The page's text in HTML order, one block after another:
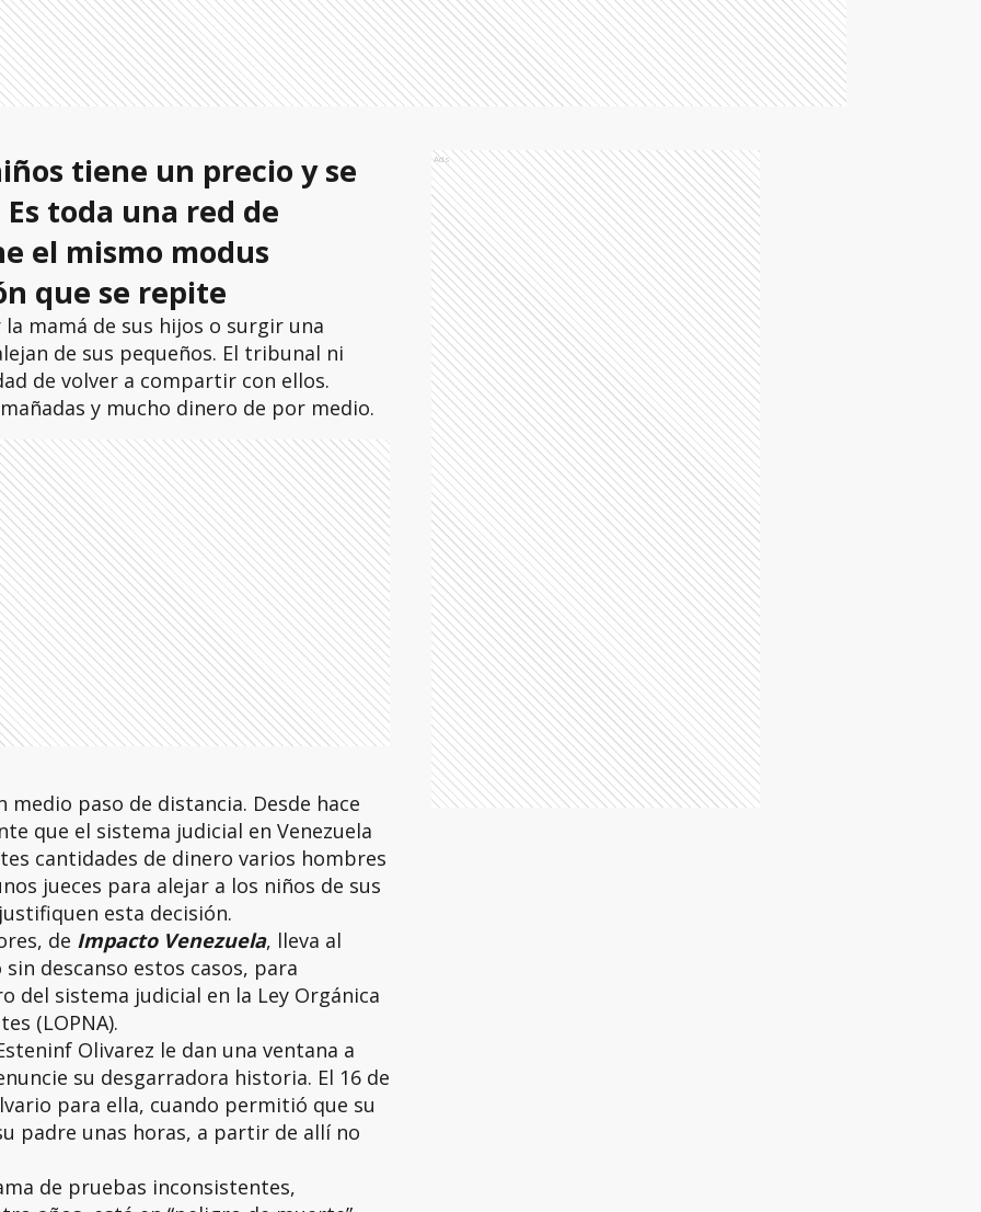
tiene un precio y se
toda una red de
el mismo modus
que se repite
mamá de sus hijos o surgir una
de sus pequeños. El tribunal ni
de volver a compartir con ellos.
y mucho dinero de por medio.
paso de distancia. Desde hace
que el sistema judicial en Venezuela
cantidades de dinero varios hombres
jueces para alejar a los niños de sus
esta decisión.
de Impacto Venezuela, lleva al
descanso estos casos, para
del sistema judicial en la Ley Orgánica
(LOPNA).
Olivarez le dan una ventana a
su desgarradora historia. El 16 de
para ella, cuando permitió que su
padre unas horas, a partir de allí no
de pruebas inconsistentes,
Ads